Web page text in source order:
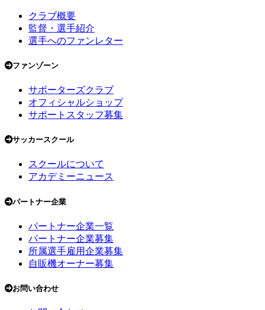
クラブ概要
監督・選手紹介
選手へのファンレター
ファンゾーン
サポーターズクラブ
オフィシャルショップ
サポートスタッフ募集
サッカースクール
スクールについて
アカデミーニュース
パートナー企業
パートナー企業一覧
パートナー企業募集
所属選手雇用企業募集
自販機オーナー募集
お問い合わせ